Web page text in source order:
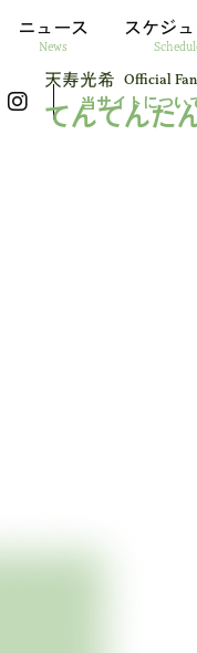
Official
てんてんた
ニュース
News
スケジ
当サイトについ